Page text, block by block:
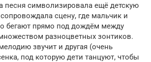
песня символизировала ещё детскую
сцену, где мальчик и
бегают прямо под дождём между
разноцветных зонтиков.
звучит и другая (очень
под которую дети танцуют, чтобы